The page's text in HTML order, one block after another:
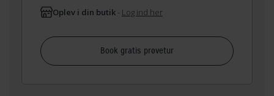
Oplev i din butik - Log ind her
Book gratis prøvetur